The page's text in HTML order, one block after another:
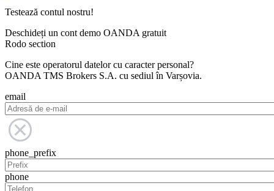
Testează contul nostru!
Deschideți un cont demo OANDA gratuit
Rodo section
Cine este operatorul datelor cu caracter personal?
OANDA TMS Brokers S.A. cu sediul în Varșovia.
email
phone_prefix
phone